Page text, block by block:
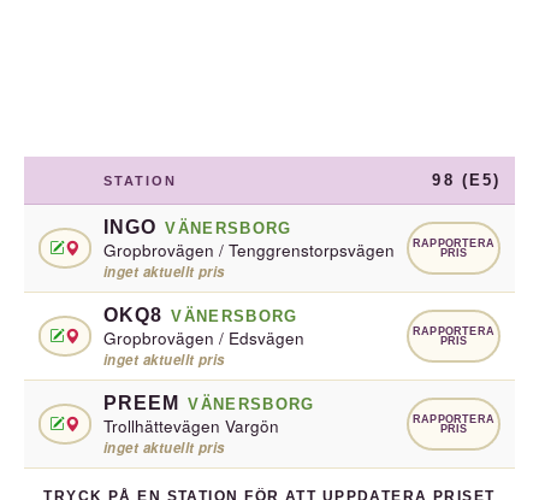
STATION 98 (E5)
INGO VÄNERSBORG
Gropbrovägen / Tenggrenstorpsvägen
inget aktuellt pris
RAPPORTERA
PRIS
OKQ8 VÄNERSBORG
Gropbrovägen / Edsvägen
inget aktuellt pris
RAPPORTERA
PRIS
PREEM VÄNERSBORG
Trollhättevägen Vargön
inget aktuellt pris
RAPPORTERA
PRIS
TRYCK PÅ EN STATION FÖR ATT UPPDATERA PRISET